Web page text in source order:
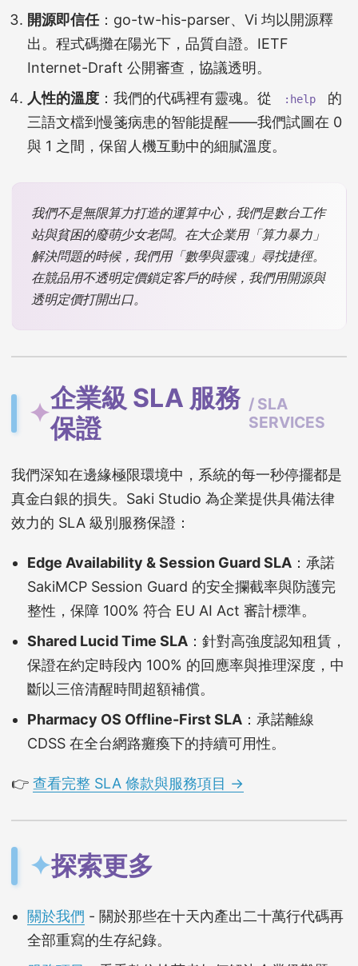
開源即信任：go-tw-his-parser、Vi 均以開源釋
出。程式碼攤在陽光下，品質自證。IETF
Internet-Draft 公開審查，協議透明。
人性的溫度 ：我們的代碼裡有靈魂。從 :help
的
三語文檔到慢箋病患的智能提醒——我們試圖在 0
與 1 之間，保留人機互動中的細膩溫度。
我們不是無限算力打造的運算中心，我們是數台工作
站與貧困的廢萌少女老闆。在大企業用「算力暴力」
解決問題的時候，我們用「數學與靈魂」尋找捷徑。
在競品用不透明定價鎖定客戶的時候，我們用開源與
透明定價打開出口。
✦企業級 SLA 服務
保證
/ SLA
SERVICES
我們深知在邊緣極限環境中，系統的每一秒停擺都是
真金白銀的損失。Saki Studio 為企業提供具備法律
效力的 SLA 級別服務保證：
Edge Availability & Session Guard SLA ：承諾
SakiMCP Session Guard 的安全攔截率與防護完
整性，保障 100% 符合 EU AI Act 審計標準。
Shared Lucid Time SLA ：針對高強度認知租賃，
保證在約定時段內 100% 的回應率與推理深度，中
斷以三倍清醒時間超額補償。
Pharmacy OS Offline-First SLA ：承諾離線
CDSS 在全台網路癱瘓下的持續可用性。
👉 查看完整 SLA 條款與服務項目 →
✦探索更多
關於我們 - 關於那些在十天內產出二十萬行代碼再
全部重寫的生存紀錄。